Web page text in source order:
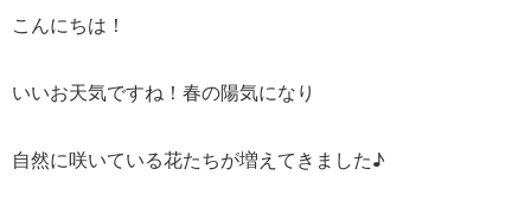
こんにちは！
いいお天気ですね！春の陽気になり
自然に咲いている花たちが増えてきました♪